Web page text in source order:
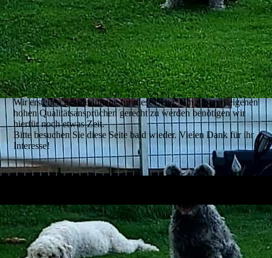
2025-04-06_WA0003
Wir erstellen gerade Inhalte für diese Seite. Um unseren eigenen
hohen Qualitätsansprüchen gerecht zu werden benötigen wir
hierfür noch etwas Zeit.
Bitte besuchen Sie diese Seite bald wieder. Vielen Dank für ihr
Interesse!